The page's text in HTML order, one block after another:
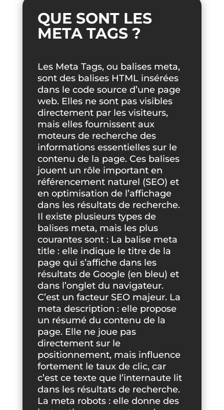
QUE SONT LES
META TAGS ?
Les Meta Tags, ou balises meta,
sont des balises HTML insérées
dans le code source d’une page
web. Elles ne sont pas visibles
directement par les visiteurs,
mais elles fournissent aux
moteurs de recherche des
informations essentielles sur le
contenu de la page. Ces balises
jouent un rôle important en
référencement naturel (SEO) et
en optimisation de l’affichage
dans les résultats de recherche.
Il existe plusieurs types de
balises meta, mais les plus
courantes sont : La balise meta
title : elle indique le titre de la
page qui s’affiche dans les
résultats de Google (en bleu) et
dans l’onglet du navigateur.
C’est un facteur SEO majeur. La
meta description : elle propose
un résumé du contenu de la
page. Elle ne joue pas
directement sur le
positionnement, mais influence
fortement le taux de clic, car
c’est ce texte que l’internaute lit
dans les résultats de recherche.
La meta robots : elle donne des